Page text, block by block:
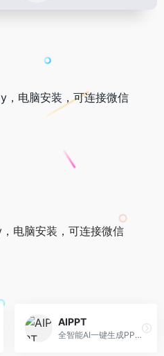
，电脑安装，可连接微信
电脑安装，可连接微信
AIPPT
全智能AI一键生成PPT的在线服务平台